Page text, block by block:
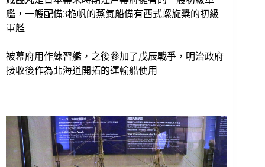
艦，一艘配備3桅帆的蒸氣船備有西式螺旋槳的初級
軍艦
被幕府用作練習艦，之後參加了戊辰戰爭，明治政府
接收後作為北海道開拓的運輸船使用